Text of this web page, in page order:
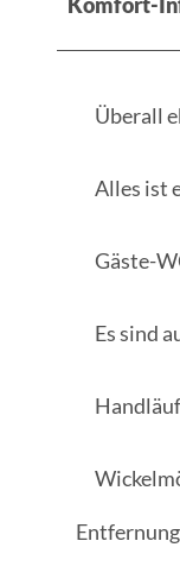
Überall
Alles ist
Gäste-
Es sind